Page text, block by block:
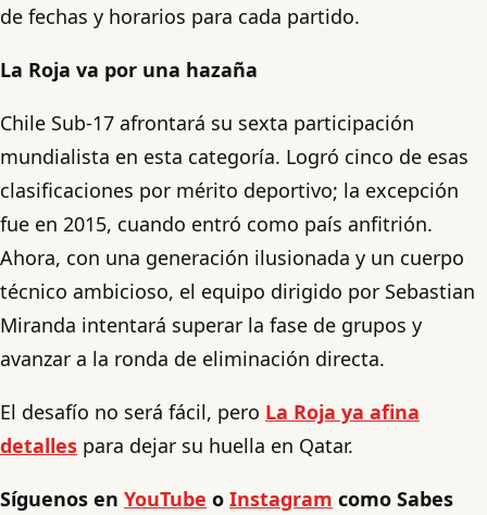
de fechas y horarios para cada partido.
La Roja va por una hazaña
Chile Sub-17 afrontará su sexta participación
mundialista en esta categoría. Logró cinco de esas
clasificaciones por mérito deportivo; la excepción
fue en 2015, cuando entró como país anfitrión.
Ahora, con una generación ilusionada y un cuerpo
técnico ambicioso, el equipo dirigido por Sebastian
Miranda intentará superar la fase de grupos y
avanzar a la ronda de eliminación directa.
El desafío no será fácil, pero La Roja ya afina
detalles para dejar su huella en Qatar.
Síguenos en YouTube o Instagram como Sabes